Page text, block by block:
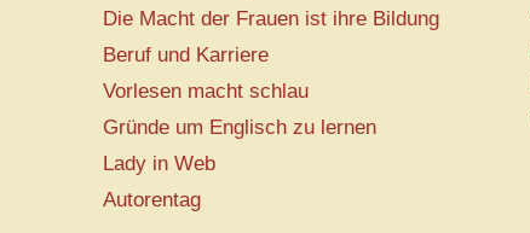
Die Macht der Frauen ist ihre Bildung
Beruf und Karriere
Vorlesen macht schlau
Gründe um Englisch zu lernen
Lady in Web
Autorentag